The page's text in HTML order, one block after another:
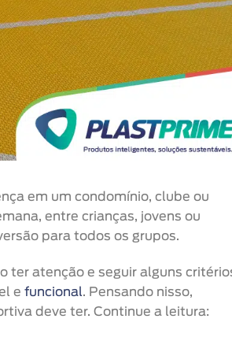
em um condomínio, clube ou
entre crianças, jovens ou
para todos os grupos.
ter atenção e seguir alguns
e funcional. Pensando nisso,
deve ter. Continue a leitura: